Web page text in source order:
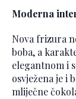
Moderna
Nova frizura
boba, a
elegantnom i
osvježena je i
mliječne